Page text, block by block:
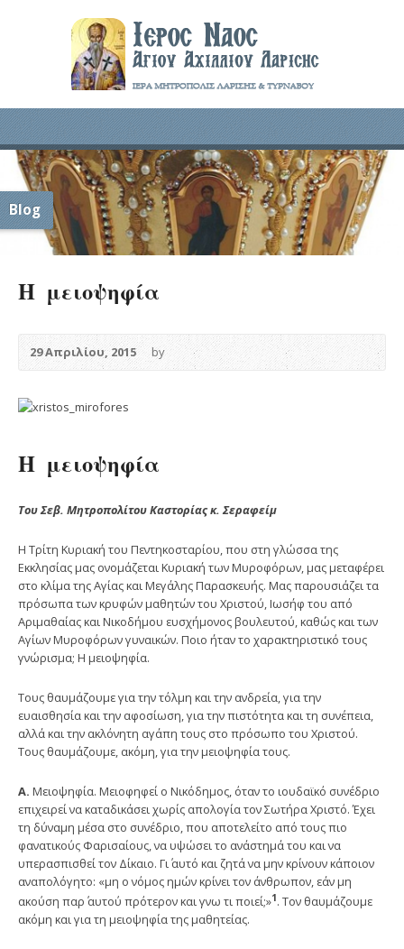
Blog
Η μειοψηφία
29 Απριλίου, 2015 by
Η μειοψηφία
Του Σεβ. Μητροπολίτου Καστορίας κ. Σεραφείμ
Η Τρίτη Κυριακή του Πεντηκοσταρίου, που στη γλώσσα της
Εκκλησίας μας ονομάζεται Κυριακή των Μυροφόρων, μας μεταφέρει
στο κλίμα της Αγίας και Μεγάλης Παρασκευής. Μας παρουσιάζει τα
πρόσωπα των κρυφών μαθητών του Χριστού, Ιωσήφ του από
Αριμαθαίας και Νικοδήμου ευσχήμονος βουλευτού, καθώς και των
Αγίων Μυροφόρων γυναικών. Ποιο ήταν το χαρακτηριστικό τους
γνώρισμα; Η μειοψηφία.
Τους θαυμάζουμε για την τόλμη και την ανδρεία, για την
ευαισθησία και την αφοσίωση, για την πιστότητα και τη συνέπεια,
αλλά και την ακλόνητη αγάπη τους στο πρόσωπο του Χριστού.
Τους θαυμάζουμε, ακόμη, για την μειοψηφία τους.
Α. Μειοψηφία. Μειοφηφεί ο Νικόδημος, όταν το ιουδαϊκό συνέδριο
επιχειρεί να καταδικάσει χωρίς απολογία τον Σωτήρα Χριστό. Έχει
τη δύναμη μέσα στο συνέδριο, που αποτελείτο από τους πιο
φανατικούς Φαρισαίους, να υψώσει το ανάστημά του και να
υπερασπισθεί τον Δίκαιο. Γι΄ αυτό και ζητά να μην κρίνουν κάποιον
αναπολόγητο: «μη ο νόμος ημών κρίνει τον άνθρωπον, εάν μη
ακούση παρ΄ αυτού πρότερον και γνω τι ποιεί;»1. Τον θαυμάζουμε
ακόμη και για τη μειοψηφία της μαθητείας.